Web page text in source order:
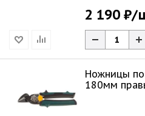
2 190 ₽/
Ножницы по
180мм